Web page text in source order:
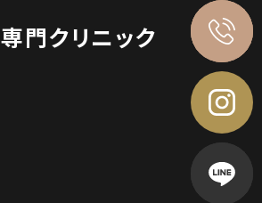
専門クリニック